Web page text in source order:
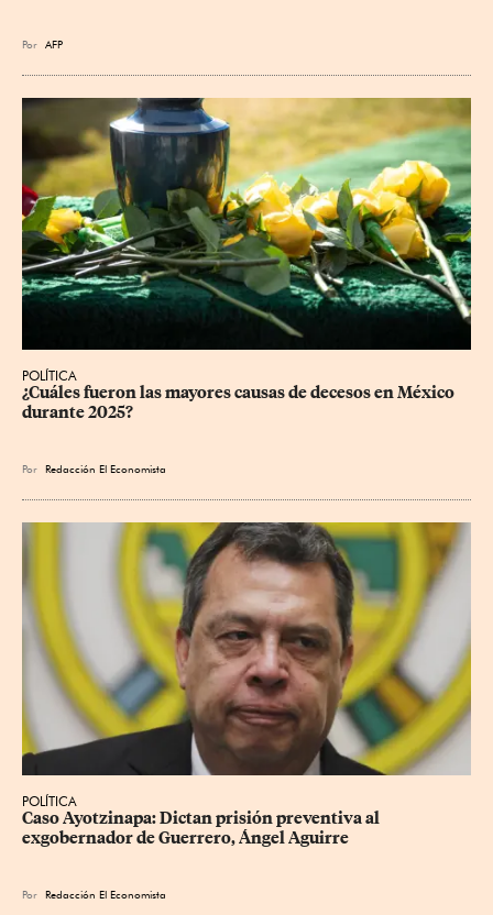
Por AFP
POLÍTICA
¿Cuáles fueron las mayores causas de decesos en México
durante 2025?
Por Redacción El Economista
POLÍTICA
Caso Ayotzinapa: Dictan prisión preventiva al
exgobernador de Guerrero, Ángel Aguirre
Por Redacción El Economista